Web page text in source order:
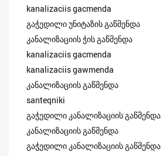
kanalizaciis gacmenda
გაჭედილი უნიტაზის გაწმენდა
კანალიზაციის ჭის გაწმენდა
kanalizaciis gacmenda
kanalizaciis gawmenda
კანალიზაციის გაწმენდა
santeqniki
გაჭედილი კანალიზაციის გაწმენდა
კანალიზაციის გაწმენდა
გაჭედილი კანალიზაციის გაწმენდა